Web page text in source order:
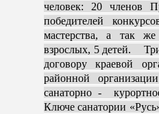
человек: 20 членов
победителей
мастерства, а так
взрослых, 5 детей.
договору краевой
районной
санаторно -
Ключе санатории